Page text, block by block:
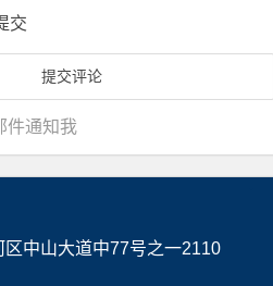
交
件通知我
区中山大道中77号之一2110